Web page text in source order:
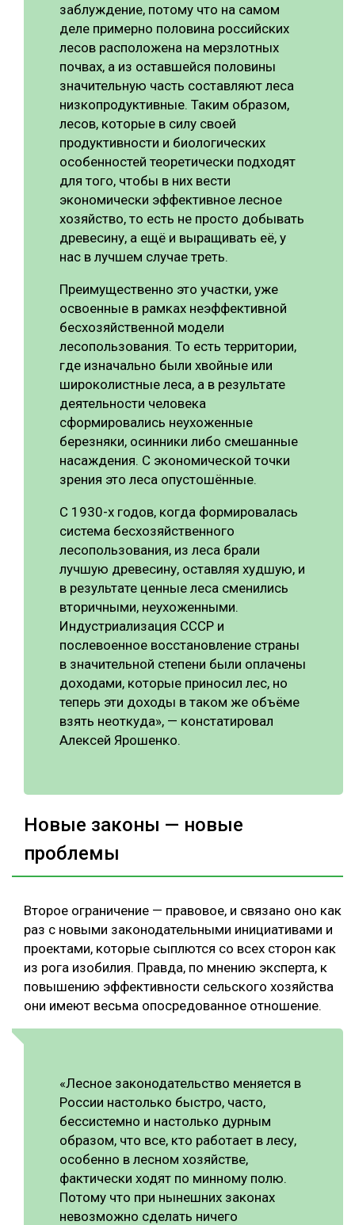
заблуждение, потому что на самом
деле примерно половина российских
лесов расположена на мерзлотных
почвах, а из оставшейся половины
значительную часть составляют леса
низкопродуктивные. Таким образом,
лесов, которые в силу своей
продуктивности и биологических
особенностей теоретически подходят
для того, чтобы в них вести
экономически эффективное лесное
хозяйство, то есть не просто добывать
древесину, а ещё и выращивать её, у
нас в лучшем случае треть.
Преимущественно это участки, уже
освоенные в рамках неэффективной
бесхозяйственной модели
лесопользования. То есть территории,
где изначально были хвойные или
широколистные леса, а в результате
деятельности человека
сформировались неухоженные
березняки, осинники либо смешанные
насаждения. С экономической точки
зрения это леса опустошённые.
С 1930-х годов, когда формировалась
система бесхозяйственного
лесопользования, из леса брали
лучшую древесину, оставляя худшую, и
в результате ценные леса сменились
вторичными, неухоженными.
Индустриализация СССР и
послевоенное восстановление страны
в значительной степени были оплачены
доходами, которые приносил лес, но
теперь эти доходы в таком же объёме
взять неоткуда», — констатировал
Алексей Ярошенко.
Новые законы — новые
проблемы
Второе ограничение — правовое, и связано оно как
раз с новыми законодательными инициативами и
проектами, которые сыплются со всех сторон как
из рога изобилия. Правда, по мнению эксперта, к
повышению эффективности сельского хозяйства
они имеют весьма опосредованное отношение.
«Лесное законодательство меняется в
России настолько быстро, часто,
бессистемно и настолько дурным
образом, что все, кто работает в лесу,
особенно в лесном хозяйстве,
фактически ходят по минному полю.
Потому что при нынешних законах
невозможно сделать ничего